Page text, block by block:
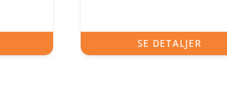
SE DETALJER